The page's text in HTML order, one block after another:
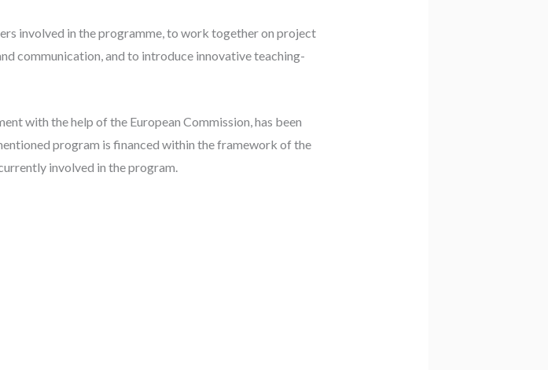
involved in the programme, to work together on project
communication, and to introduce innovative teaching-
with the help of the European Commission, has been
program is financed within the framework of the
involved in the program.